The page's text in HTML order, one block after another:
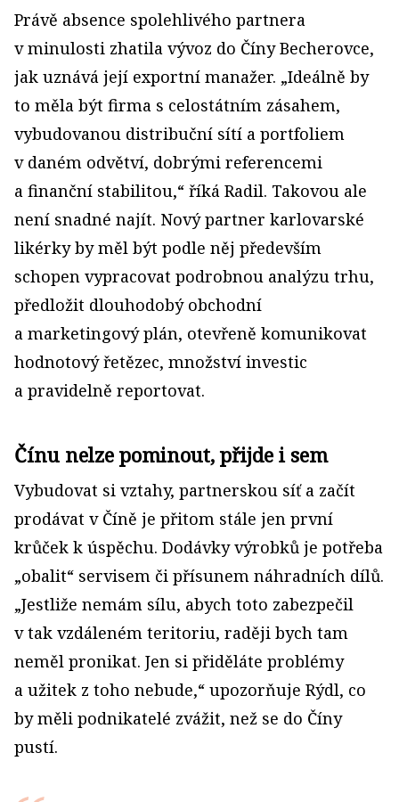
Právě absence spolehlivého partnera
v minulosti zhatila vývoz do Číny Becherovce,
jak uznává její exportní manažer. „Ideálně by
to měla být firma s celostátním zásahem,
vybudovanou distribuční sítí a portfoliem
v daném odvětví, dobrými referencemi
a finanční stabilitou,“ říká Radil. Takovou ale
není snadné najít. Nový partner karlovarské
likérky by měl být podle něj především
schopen vypracovat podrobnou analýzu trhu,
předložit dlouhodobý obchodní
a marketingový plán, otevřeně komunikovat
hodnotový řetězec, množství investic
a pravidelně reportovat.
Čínu nelze pominout, přijde i sem
Vybudovat si vztahy, partnerskou síť a začít
prodávat v Číně je přitom stále jen první
krůček k úspěchu. Dodávky výrobků je potřeba
„obalit“ servisem či přísunem náhradních dílů.
„Jestliže nemám sílu, abych toto zabezpečil
v tak vzdáleném teritoriu, raději bych tam
neměl pronikat. Jen si přiděláte problémy
a užitek z toho nebude,“ upozorňuje Rýdl, co
by měli podnikatelé zvážit, než se do Číny
pustí.